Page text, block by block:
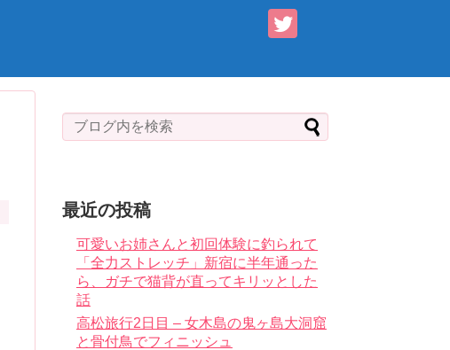
最近の投稿
可愛いお姉さんと初回体験に釣られて
「全力ストレッチ」新宿に半年通った
ら、ガチで猫背が直ってキリッとした
話
高松旅行2日目 – 女木島の鬼ヶ島大洞窟
と骨付鳥でフィニッシュ